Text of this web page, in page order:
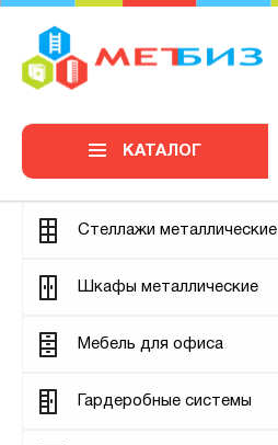
0
КАТАЛОГ
Стеллажи металлические
Шкафы металлические
Мебель для офиса
Гардеробные системы